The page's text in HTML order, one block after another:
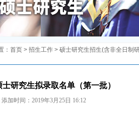
： 首页 > 招生工作 > 硕士研究生招生(含非全日制
研究生拟录取名单（第一批）
加时间：2019年3月25日 16:12